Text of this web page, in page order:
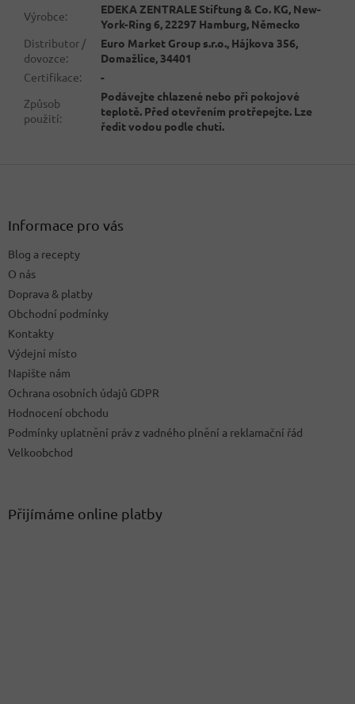
Výrobce:
EDEKA ZENTRALE Stiftung & Co. KG, New-
York-Ring 6, 22297 Hamburg, Německo
Distributor /
dovozce:
Euro Market Group s.r.o., Hájkova 356,
Domažlice, 34401
Certifikace:
-
Způsob
použití:
Podávejte chlazené nebo při pokojové
teplotě. Před otevřením protřepejte. Lze
ředit vodou podle chuti.
Informace pro vás
Blog a recepty
O nás
Doprava & platby
Obchodní podmínky
Kontakty
Výdejní místo
Napište nám
Ochrana osobních údajů GDPR
Hodnocení obchodu
Podmínky uplatnění práv z vadného plnění a reklamační řád
Velkoobchod
Přijímáme online platby